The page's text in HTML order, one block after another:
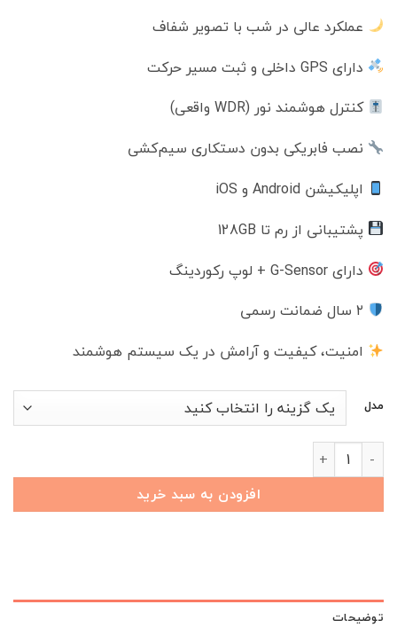
عملکرد عالی در شب با تصویر شفاف
دارای GPS داخلی و ثبت مسیر حرکت
کنترل هوشمند نور (WDR واقعی)
نصب فابریکی بدون دستکاری سیم‌کشی
اپلیکیشن Android و iOS
پشتیبانی از رم تا 128GB
دارای G-Sensor + لوپ رکوردینگ
امنیت، کیفیت و آرامش در یک سیستم هوشمند
مدل
دوربین ثبت وقایع فابریکی Arrizo6 Pro با قابلیت‌های هوش مصنوعی عدد
افزودن به سبد خرید
توضیحات